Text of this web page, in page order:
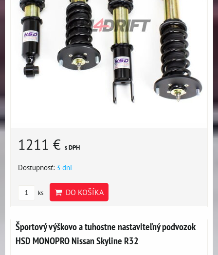
1211 € s DPH
Dostupnosť: 3 dni
ks DO KOŠÍKA
Športový výškovo a tuhostne nastaviteľný podvozok
HSD MONOPRO Nissan Skyline R32